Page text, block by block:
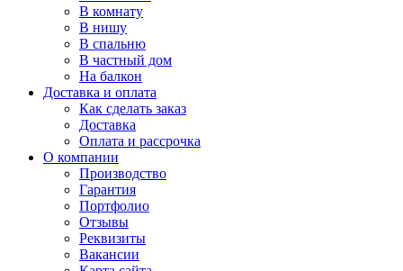
В комнату
В нишу
В спальню
В частный дом
На балкон
Доставка и оплата
Как сделать заказ
Доставка
Оплата и рассрочка
О компании
Производство
Гарантия
Портфолио
Отзывы
Реквизиты
Вакансии